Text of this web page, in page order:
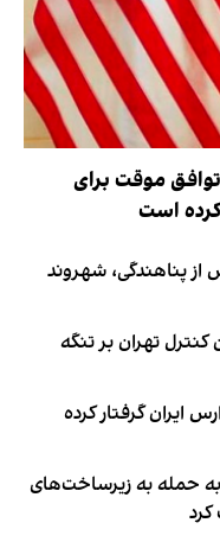
موقت برای
کرده است
زن ایرانی ۵ ماه پس از پناهندگی، شهروند
تهران بر تنگه
ایران گرفتار کرده
به حمله به زیرساخت‌های